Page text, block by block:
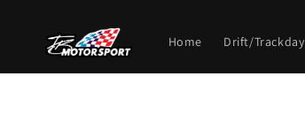
Inhalt
Home Drift/Trackday